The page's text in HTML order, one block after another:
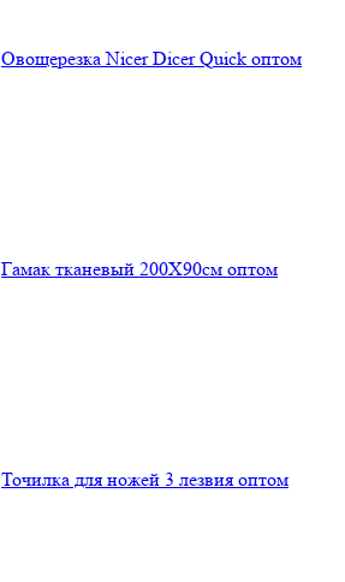
Овощерезка Nicer Dicer Quick оптом
Гамак тканевый 200Х90см оптом
Точилка для ножей 3 лезвия оптом